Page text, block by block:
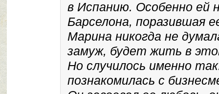
в Испанию. Особенно ей
Барселона, поразившая
Марина никогда не
замуж, будет жить в
Но случилось именно
познакомилась с